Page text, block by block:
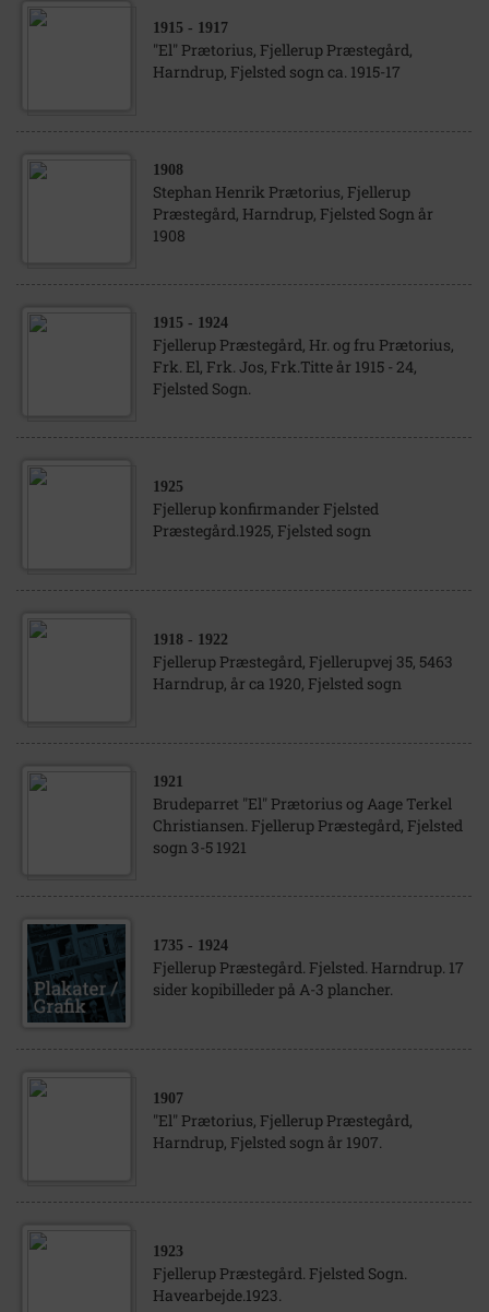
1915 - 1917
"El" Prætorius, Fjellerup Præstegård,
Harndrup, Fjelsted sogn ca. 1915-17
1908
Stephan Henrik Prætorius, Fjellerup
Præstegård, Harndrup, Fjelsted Sogn år
1908
1915 - 1924
Fjellerup Præstegård, Hr. og fru Prætorius,
Frk. El, Frk. Jos, Frk.Titte år 1915 - 24,
Fjelsted Sogn.
1925
Fjellerup konfirmander Fjelsted
Præstegård.1925, Fjelsted sogn
1918 - 1922
Fjellerup Præstegård, Fjellerupvej 35, 5463
Harndrup, år ca 1920, Fjelsted sogn
1921
Brudeparret "El" Prætorius og Aage Terkel
Christiansen. Fjellerup Præstegård, Fjelsted
sogn 3-5 1921
1735 - 1924
Fjellerup Præstegård. Fjelsted. Harndrup. 17
sider kopibilleder på A-3 plancher.
1907
"El" Prætorius, Fjellerup Præstegård,
Harndrup, Fjelsted sogn år 1907.
1923
Fjellerup Præstegård. Fjelsted Sogn.
Havearbejde.1923.